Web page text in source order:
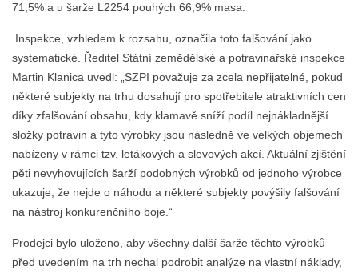
71,5% a u šarže L2254 pouhých 66,9% masa.
Inspekce, vzhledem k rozsahu, označila toto falšování jako
systematické. Ředitel Státní zemědělské a potravinářské inspekce
Martin Klanica uvedl: „SZPI považuje za zcela nepřijatelné, pokud
některé subjekty na trhu dosahují pro spotřebitele atraktivních cen
díky zfalšování obsahu, kdy klamavě sníží podíl nejnákladnější
složky potravin a tyto výrobky jsou následně ve velkých objemech
nabízeny v rámci tzv. letákových a slevových akcí. Aktuální zjištění
pěti nevyhovujících šarží podobných výrobků od jednoho výrobce
ukazuje, že nejde o náhodu a některé subjekty povýšily falšování
na nástroj konkurenčního boje.“
Prodejci bylo uloženo, aby všechny další šarže těchto výrobků
před uvedením na trh nechal podrobit analýze na vlastní náklady,